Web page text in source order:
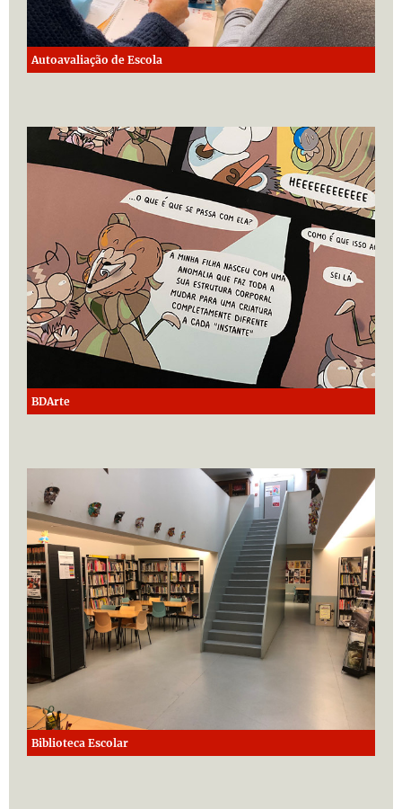
Autoavaliação de Escola
BDArte
Biblioteca Escolar